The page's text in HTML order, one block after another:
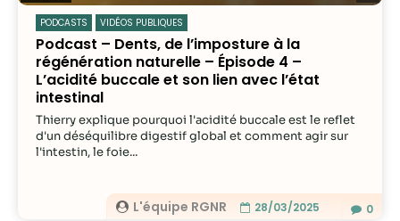
PODCASTS VIDÉOS PUBLIQUES
Podcast – Dents, de l’imposture à la
régénération naturelle – Épisode 4 –
L’acidité buccale et son lien avec l’état
intestinal
L'équipe RGNR 28/03/2025
Thierry explique pourquoi l'acidité buccale est le reflet
d'un déséquilibre digestif global et comment agir sur
l'intestin, le foie...
0